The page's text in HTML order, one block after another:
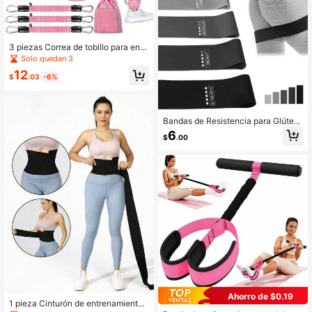
3 piezas Correa de tobillo para entr
enamiento de piernas y glúteos, Cor
rea de tobillo para rack de sentadill
as
Solo quedan 3
$12.03 -6%
1 pieza Cinturón de entrenamiento
Bandas de Resistencia para Glúteo
s Negro & Gris (5 piezas) Bandas El
ásticas de Fitness Bandas de Resist
Fuerza
$6.00
Ahorro de $0.19